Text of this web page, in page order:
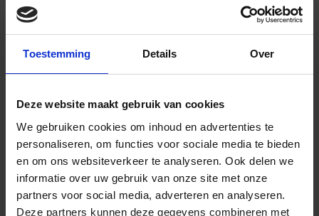
Toestemming Details Over
Deze website maakt gebruik van cookies
We gebruiken cookies om inhoud en advertenties te
personaliseren, om functies voor sociale media te bieden
en om ons websiteverkeer te analyseren. Ook delen we
informatie over uw gebruik van onze site met onze
partners voor social media, adverteren en analyseren.
Deze partners kunnen deze gegevens combineren met